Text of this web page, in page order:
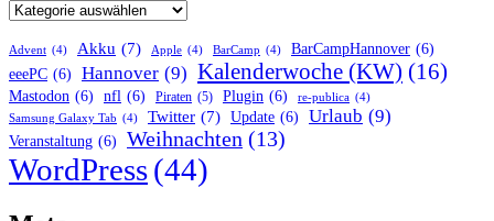
Advent (4) Akku (7) Apple (4) BarCamp (4) BarCampHannover (6)
eeePC (6) Hannover (9) Kalenderwoche (KW) (16)
Mastodon (6) nfl (6) Piraten (5) Plugin (6) re-publica (4)
Samsung Galaxy Tab (4) Twitter (7) Update (6) Urlaub (9)
Veranstaltung (6) Weihnachten (13)
WordPress(44)